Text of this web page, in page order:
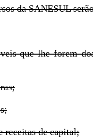
da SANESUL
que lhe forem
receitas de capital;